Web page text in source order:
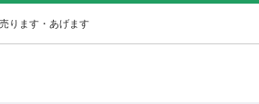
売ります・あげます